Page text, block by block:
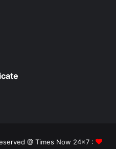
@ Times Now 24x7 :